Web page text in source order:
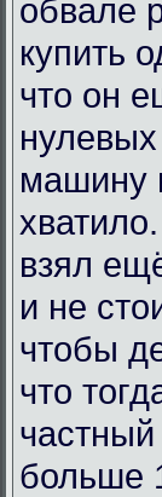
обвале
купить
что он
машину
взял
и не
чтобы
что
больше